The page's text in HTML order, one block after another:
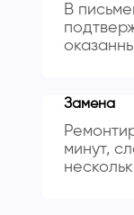
В
Замена
минут,